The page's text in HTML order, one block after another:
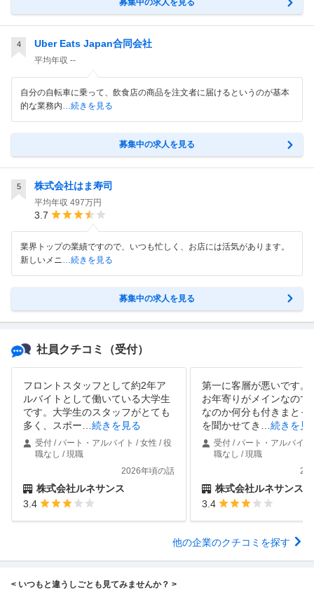
募集中の求人を見る
4 Uber Eats Japan合同会社
平均年収 --
自分の自転車に乗って、飲食店の商品を注文者に届けるというのが基本
的な業務内…続きを見る
募集中の求人を見る
5 株式会社はま寿司
平均年収 497万円
3.7
業界トップの業績ですので、いつも忙しく、お店には活気があります。
新しいメニ
…続きを見る
募集中の求人を見る
社員クチコミ （受付）
フロントスタッフとして約2年ア
ルバイトとして働いている大学生
です。大学生のスタッフがとても
多く、スポー
続きを見る
受付 / パート・アルバイト / 女性 / 役
職なし / 現職
2026年頃の話
株式会社ルネサンス
3.4
第一に客層が悪いです。
お年寄りがメインなので
なのか何分も付きまとっ
を聞かせてき
続きを見
受付 / パート・アルバイ
職なし / 現職
株式会社ルネサンス
3.4
他の企業のクチコミを探す
< いつもと違うしごとも見てみませんか？ >